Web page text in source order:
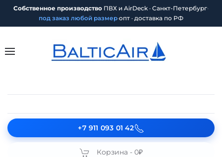
Собственное производство ПВХ и AirDeck · Санкт-Петербург·
под заказ любой размер·опт · доставка по РФ
+7 911 093 01 42
Корзина - 0₽